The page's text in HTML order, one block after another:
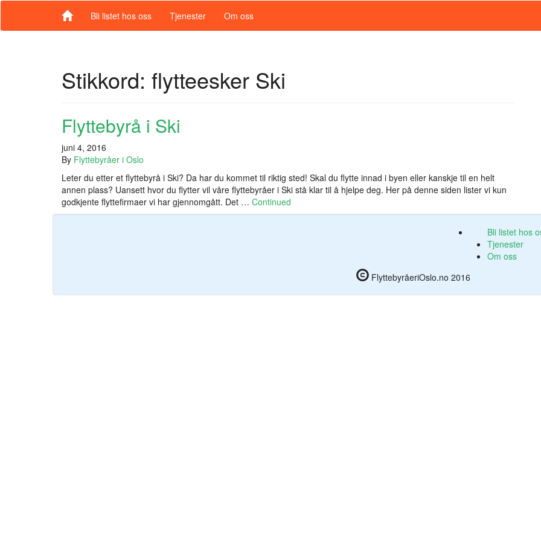
Bli listet hos oss Tjenester Om oss
Stikkord: flytteesker Ski
Flyttebyrå i Ski
juni 4, 2016
By Flyttebyråer i Oslo
Leter du etter et flyttebyrå i Ski? Da har du kommet til riktig sted! Skal du flytte innad i byen eller kanskje til en helt
annen plass? Uansett hvor du flytter vil våre flyttebyråer i Ski stå klar til å hjelpe deg. Her på denne siden lister vi kun
godkjente flyttefirmaer vi har gjennomgått. Det … Continued
Bli listet hos
Tjenester
Om oss
FlyttebyråeriOslo.no 2016